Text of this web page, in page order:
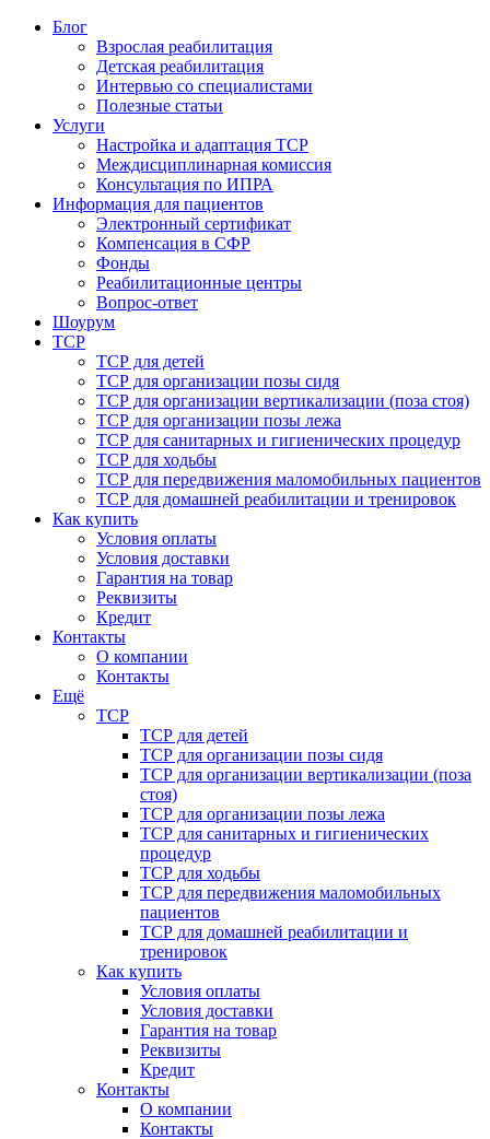
Блог
Взрослая реабилитация
Детская реабилитация
Интервью со специалистами
Полезные статьи
Услуги
Настройка и адаптация ТСР
Междисциплинарная комиссия
Консультация по ИПРА
Информация для пациентов
Электронный сертификат
Компенсация в СФР
Фонды
Реабилитационные центры
Вопрос-ответ
Шоурум
ТСР
ТСР для детей
ТСР для организации позы сидя
ТСР для организации вертикализации (поза стоя)
ТСР для организации позы лежа
ТСР для санитарных и гигиенических процедур
ТСР для ходьбы
ТСР для передвижения маломобильных пациентов
ТСР для домашней реабилитации и тренировок
Как купить
Условия оплаты
Условия доставки
Гарантия на товар
Реквизиты
Кредит
Контакты
О компании
Контакты
Ещё
ТСР
ТСР для детей
ТСР для организации позы сидя
ТСР для организации вертикализации (поза
стоя)
ТСР для организации позы лежа
ТСР для санитарных и гигиенических
процедур
ТСР для ходьбы
ТСР для передвижения маломобильных
пациентов
ТСР для домашней реабилитации и
тренировок
Как купить
Условия оплаты
Условия доставки
Гарантия на товар
Реквизиты
Кредит
Контакты
О компании
Контакты